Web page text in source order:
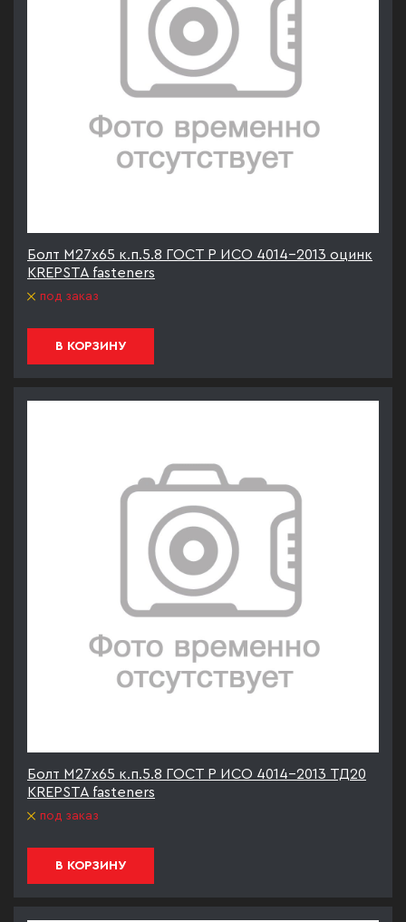
Болт М27х65 к.п.5.8 ГОСТ Р ИСО 4014-2013 оцинк
KREPSTA fasteners
под заказ
В КОРЗИНУ
Болт М27х65 к.п.5.8 ГОСТ Р ИСО 4014-2013 ТД20
KREPSTA fasteners
под заказ
В КОРЗИНУ